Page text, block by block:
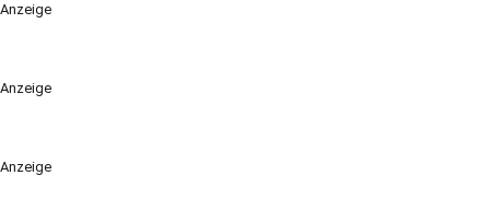
Anzeige
Anzeige
Anzeige